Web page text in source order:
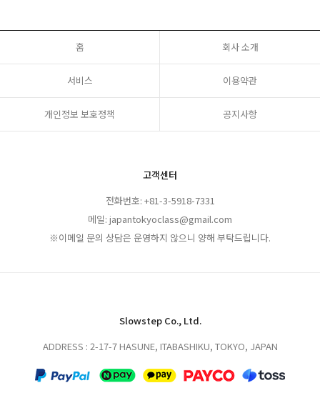
홈 회사 소개
서비스 이용약관
개인정보 보호정책 공지사항
고객센터
전화번호: +81-3-5918-7331
메일: japantokyoclass@gmail.com
※이메일 문의 상담은 운영하지 않으니 양해 부탁드립니다.
Slowstep Co., Ltd.
ADDRESS : 2-17-7 HASUNE, ITABASHIKU, TOKYO, JAPAN